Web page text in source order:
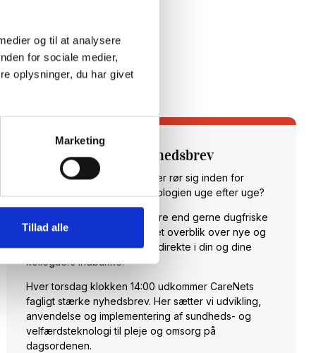
og til at analysere
for sociale medier,
oplysninger, du har givet
Marketing
Tillad alle
Tilmeld dig vores nyhedsbrev
Vil du opdateres på, hvad der rør sig inden for
sundheds- og velfærdsteknologien uge efter uge?
Hos CareNet leverer vi hellere end gerne dugfriske
nyheder fra branchen samt et overblik over nye og
spændende arrangementer direkte i din og dine
kollegaers indbakke.
Hver torsdag klokken 14:00 udkommer CareNets
fagligt stærke nyhedsbrev. Her sætter vi udvikling,
anvendelse og implementering af sundheds- og
velfærdsteknologi til pleje og omsorg på
dagsordenen.